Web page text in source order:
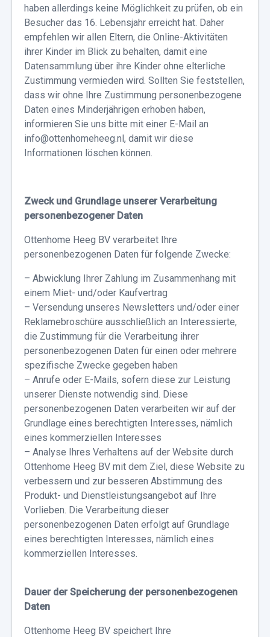
haben allerdings keine Möglichkeit zu prüfen, ob ein
Besucher das 16. Lebensjahr erreicht hat. Daher
empfehlen wir allen Eltern, die Online-Aktivitäten
ihrer Kinder im Blick zu behalten, damit eine
Datensammlung über ihre Kinder ohne elterliche
Zustimmung vermieden wird. Sollten Sie feststellen,
dass wir ohne Ihre Zustimmung personenbezogene
Daten eines Minderjährigen erhoben haben,
informieren Sie uns bitte mit einer E-Mail an
info@ottenhomeheeg.nl, damit wir diese
Informationen löschen können.
Zweck und Grundlage unserer Verarbeitung
personenbezogener Daten
Ottenhome Heeg BV verarbeitet Ihre
personenbezogenen Daten für folgende Zwecke:
– Abwicklung Ihrer Zahlung im Zusammenhang mit
einem Miet- und/oder Kaufvertrag
– Versendung unseres Newsletters und/oder einer
Reklamebroschüre ausschließlich an Interessierte,
die Zustimmung für die Verarbeitung ihrer
personenbezogenen Daten für einen oder mehrere
spezifische Zwecke gegeben haben
– Anrufe oder E-Mails, sofern diese zur Leistung
unserer Dienste notwendig sind. Diese
personenbezogenen Daten verarbeiten wir auf der
Grundlage eines berechtigten Interesses, nämlich
eines kommerziellen Interesses
– Analyse Ihres Verhaltens auf der Website durch
Ottenhome Heeg BV mit dem Ziel, diese Website zu
verbessern und zur besseren Abstimmung des
Produkt- und Dienstleistungsangebot auf Ihre
Vorlieben. Die Verarbeitung dieser
personenbezogenen Daten erfolgt auf Grundlage
eines berechtigten Interesses, nämlich eines
kommerziellen Interesses.
Dauer der Speicherung der personenbezogenen
Daten
Ottenhome Heeg BV speichert Ihre